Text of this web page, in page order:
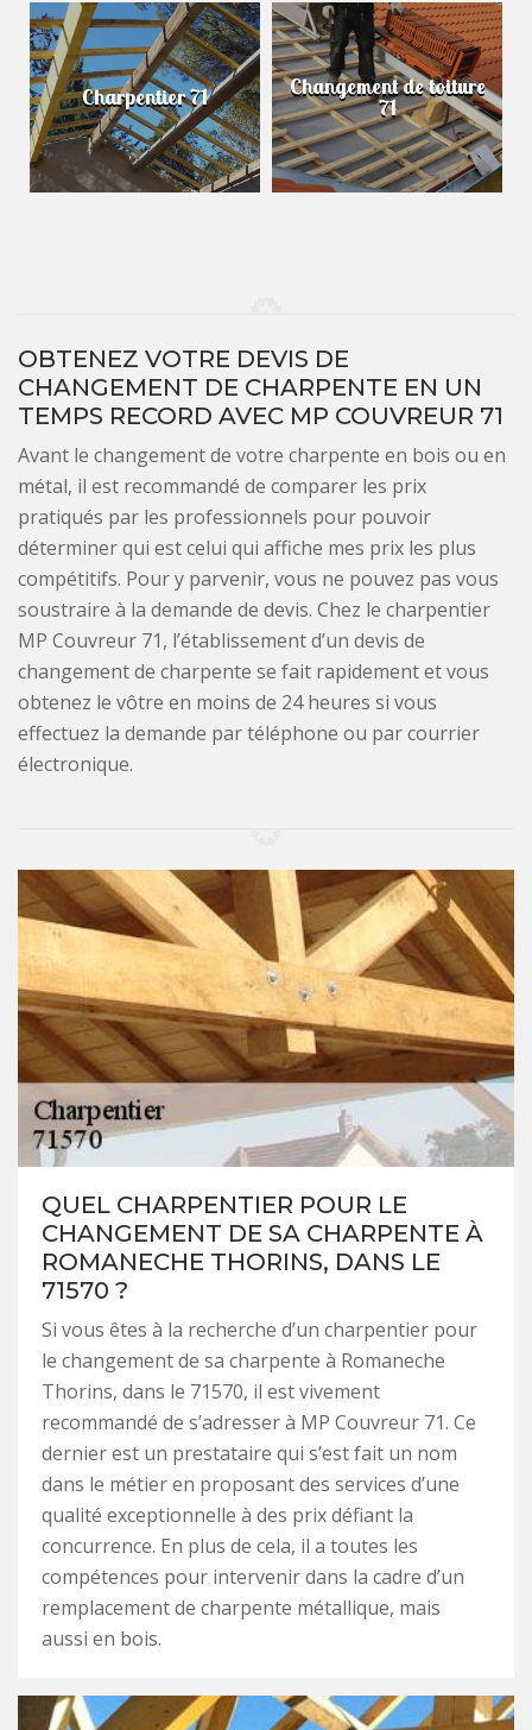
Charpentier 71 Changement de toiture
71
OBTENEZ VOTRE DEVIS DE
CHANGEMENT DE CHARPENTE EN UN
TEMPS RECORD AVEC MP COUVREUR 71
Avant le changement de votre charpente en bois ou en
métal, il est recommandé de comparer les prix
pratiqués par les professionnels pour pouvoir
déterminer qui est celui qui affiche mes prix les plus
compétitifs. Pour y parvenir, vous ne pouvez pas vous
soustraire à la demande de devis. Chez le charpentier
MP Couvreur 71, l’établissement d’un devis de
changement de charpente se fait rapidement et vous
obtenez le vôtre en moins de 24 heures si vous
effectuez la demande par téléphone ou par courrier
électronique.
QUEL CHARPENTIER POUR LE
CHANGEMENT DE SA CHARPENTE À
ROMANECHE THORINS, DANS LE
71570 ?
Si vous êtes à la recherche d’un charpentier pour
le changement de sa charpente à Romaneche
Thorins, dans le 71570, il est vivement
recommandé de s’adresser à MP Couvreur 71. Ce
dernier est un prestataire qui s’est fait un nom
dans le métier en proposant des services d’une
qualité exceptionnelle à des prix défiant la
concurrence. En plus de cela, il a toutes les
compétences pour intervenir dans la cadre d’un
remplacement de charpente métallique, mais
aussi en bois.